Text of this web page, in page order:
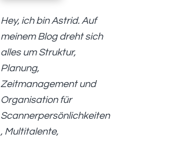
Hey, ich bin Astrid. Auf
meinem Blog dreht sich
alles um Struktur,
Planung,
Zeitmanagement und
Organisation für
Scannerpersönlichkeiten
, Multitalente,